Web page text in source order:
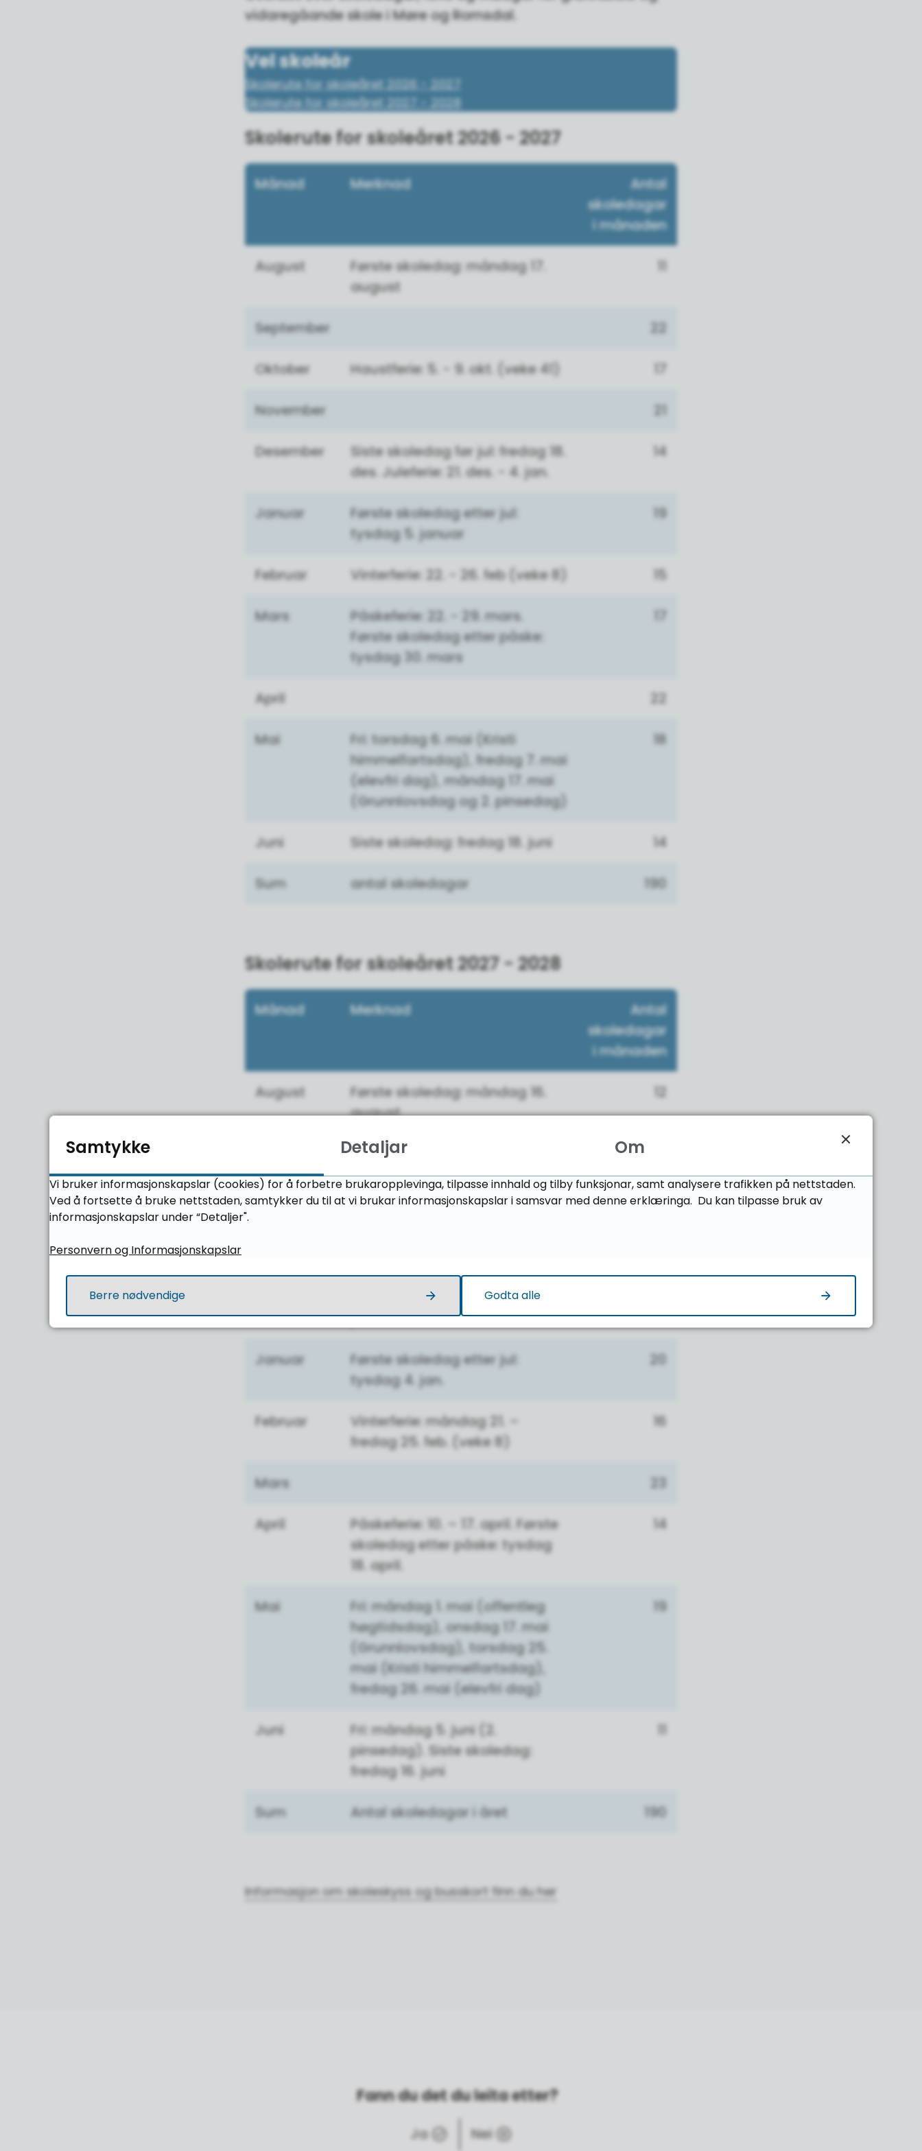
vidaregåande skole i Møre og Romsdal.
Vel skoleår
Skolerute for skoleåret 2026 - 2027
Skolerute for skoleåret 2027 - 2028
Skolerute for skoleåret 2026 - 2027
Månad Merknad
Antal
skoledagar
i månaden
August
Første skoledag: måndag 17.
august
11
September 22
Oktober Haustferie: 5. - 9. okt. (veke 41) 17
November 21
Desember
Siste skoledag før jul: fredag 18.
des. Juleferie: 21. des. - 4. jan.
14
Januar
Første skoledag etter jul:
tysdag 5. januar
19
Februar Vinterferie: 22. - 26. feb (veke 8) 15
Mars
Påskeferie: 22. - 29. mars.
Første skoledag etter påske:
tysdag 30. mars
17
April 22
Mai
Fri: torsdag 6. mai (Kristi
himmelfartsdag), fredag 7. mai
(elevfri dag), måndag 17. mai
(Grunnlovsdag og 2. pinsedag)
18
Juni Siste skoledag: fredag 18. juni 14
Sum antal skoledagar 190
Skolerute for skoleåret 2027 - 2028
Månad Merknad
Antal
skoledagar
i månaden
August
Første skoledag: måndag 16.
august
12
Oktober Haustferie: 11. - 15. okt. (veke 41) 16
Desember
Siste skoledag før jul: tysdag
21. des. Juleferie: 22. des. - 3.
jan.
15
Januar
Første skoledag etter jul:
tysdag 4. jan.
20
Februar
Vinterferie: måndag 21. –
fredag 25. feb. (veke 8)
16
Mars 23
April
Påskeferie: 10. – 17. april. Første
skoledag etter påske: tysdag
18. april.
14
Mai
Fri: måndag 1. mai (offentleg
høgtidsdag), onsdag 17. mai
(Grunnlovsdag), torsdag 25.
mai (Kristi himmelfartsdag),
fredag 26. mai (elevfri dag)
19
Juni
Fri: måndag 5. juni (2.
pinsedag). Siste skoledag:
fredag 16. juni
11
Sum Antal skoledagar i året 190
Informasjon om skoleskyss og busskort finn du her
Fann du det du leita etter?
Ja Nei
Samtykke Detaljar Om
Vi bruker informasjonskapslar (cookies) for å forbetre brukaropplevinga, tilpasse innhald og tilby funksjonar, samt analysere trafikken på nettstaden.
Ved å fortsette å bruke nettstaden, samtykker du til at vi brukar informasjonskapslar i samsvar med denne erklæringa. Du kan tilpasse bruk av
informasjonskapslar under “Detaljer".
Personvern og Informasjonskapslar
Berre nødvendige Godta alle